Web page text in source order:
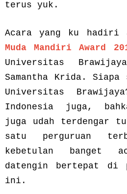
terus yuk.
Acara yang ku hadiri
Muda Mandiri Award
Universitas
Samantha Krida.
Universitas
Indonesia juga,
juga udah terdengar
satu perguruan
kebetulan banget
datengin bertepat di
ini.